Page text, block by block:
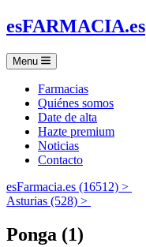
esFARMACIA.es
Menu
Farmacias
Quiénes somos
Date de alta
Hazte premium
Noticias
Contacto
esFarmacia.es (16512) >
Asturias (528) >
Ponga (1)